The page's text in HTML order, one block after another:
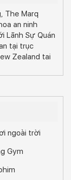
The Marq
an ninh
Lãnh Sự Quán
tại trục
Zealand tại
Thị Minh Khai,
Hai Bà Trưng.
chủ đạo, The
thiên nhiên
mát bên
chính
thành phố từ
trên tầng
hoa lệ vào
ngoài trời
Gym